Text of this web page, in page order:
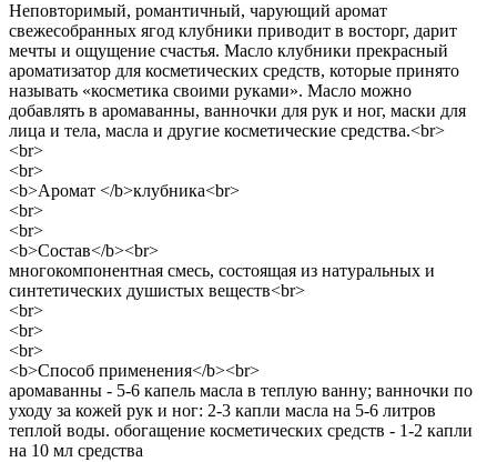
Неповторимый, романтичный, чарующий аромат
свежесобранных ягод клубники приводит в восторг, дарит
мечты и ощущение счастья. Масло клубники прекрасный
ароматизатор для косметических средств, которые принято
называть «косметика своими руками». Масло можно
добавлять в аромаванны, ванночки для рук и ног, маски для
лица и тела, масла и другие косметические средства.<br>
<br>
<br>
<b>Аромат </b>клубника<br>
<br>
<br>
<b>Состав</b><br>
многокомпонентная смесь, состоящая из натуральных и
синтетических душистых веществ<br>
<br>
<br>
<br>
<b>Способ применения</b><br>
аромаванны - 5-6 капель масла в теплую ванну; ванночки по
уходу за кожей рук и ног: 2-3 капли масла на 5-6 литров
теплой воды. обогащение косметических средств - 1-2 капли
на 10 мл средства